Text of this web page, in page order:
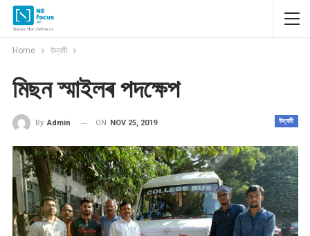
Home উদ্যমী
মিছন স্মাইলৰ পদক্ষেপ
উদ্যমী
By Admin ON NOV 25, 2019